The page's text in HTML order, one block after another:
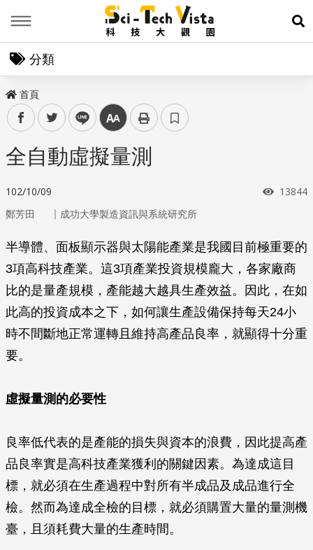
展
分類
首頁
facebooktwitter line 中
全自動虛擬量測
102/10/09 瀏覽次
13844
鄭芳田 ｜ 成功大學製造資訊與系統研究所
半導體、面板顯示器與太陽能產業是我國目前極重要的
3項高科技產業。這3項產業投資規模龐大，各家廠商
比的是量產規模，產能越大越具生產效益。因此，在如
此高的投資成本之下，如何讓生產設備保持每天24小
時不間斷地正常運轉且維持高產品良率，就顯得十分重
要。
虛擬量測的必要性
良率低代表的是產能的損失與資本的浪費，因此提高產
品良率實是高科技產業獲利的關鍵因素。為達成這目
標，就必須在生產過程中對所有半成品及成品進行全
檢。然而為達成全檢的目標，就必須購置大量的量測機
臺，且須耗費大量的生產時間。